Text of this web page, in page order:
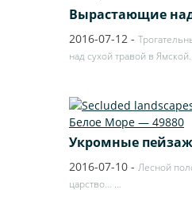
Вырастающие
2016-07-12 -
над сухой травой в Ямской…
Укромные
2016-07-10 - Лесной
царство… …